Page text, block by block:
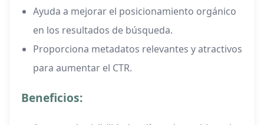
Ayuda a mejorar el posicionamiento orgánico
en los resultados de búsqueda.
Proporciona metadatos relevantes y atractivos
para aumentar el CTR.
Beneficios: